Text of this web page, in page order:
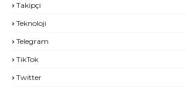
Takipçi
Teknoloji
Telegram
TikTok
Twitter